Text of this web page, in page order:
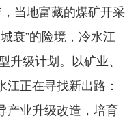
当地富藏的煤矿开采
衰”的险境，冷水江
升级计划。以矿业、
正在寻找新出路：
产业升级改造，培育